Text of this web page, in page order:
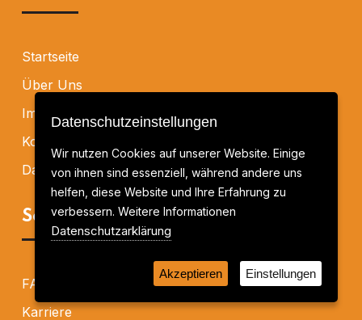
Startseite
Über Uns
Impressum
Kontakt
Datenschutzerklärung
Seiten
FAQ
Karriere
Datenschutzeinstellungen
Wir nutzen Cookies auf unserer Website. Einige
von ihnen sind essenziell, während andere uns
helfen, diese Website und Ihre Erfahrung zu
verbessern. Weitere Informationen
Datenschutzarklärung
Akzeptieren Einstellungen